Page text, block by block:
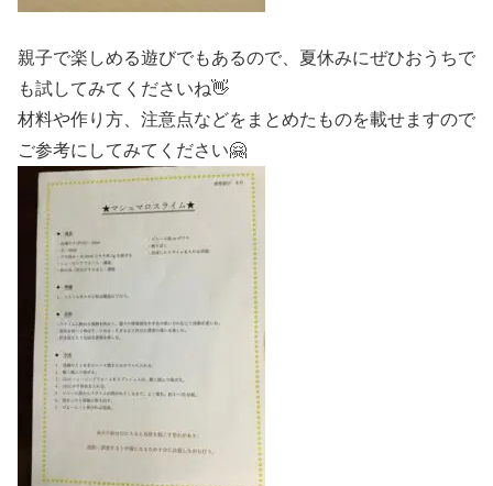
親子で楽しめる遊びでもあるので、夏休みにぜひおうちで
も試してみてくださいね👋
材料や作り方、注意点などをまとめたものを載せますので
ご参考にしてみてください🤗